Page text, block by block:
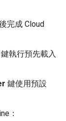
完成 Cloud
鍵執行預先載入
鍵使用預設
：